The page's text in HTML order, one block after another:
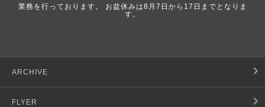
業務を行っております。 お盆休みは8月7日から17日までとなりま
す。
ARCHIVE
FLYER